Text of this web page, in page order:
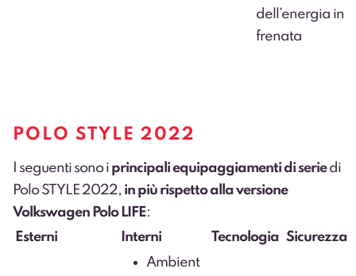
dell’energia in
frenata
POLO STYLE 2022
I seguenti sono i principali equipaggiamenti di seriedi
Polo STYLE 2022, in più rispetto alla versione
Volkswagen Polo LIFE:
Esterni
Interni Tecnologia Sicurezza
Ambient